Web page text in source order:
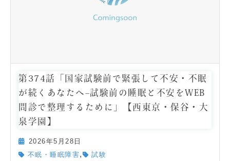
第374話「国家試験前で緊張して不安・不眠
が続くあなたへ–試験前の睡眠と不安をWEB
問診で整理するために」【西東京・保谷・大
泉学園】
2026年5月28日
不眠・睡眠障害, 試験